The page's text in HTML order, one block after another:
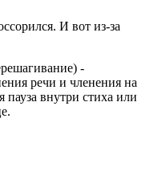
И вот из-за
-
речи и членения на
пауза внутри стиха или